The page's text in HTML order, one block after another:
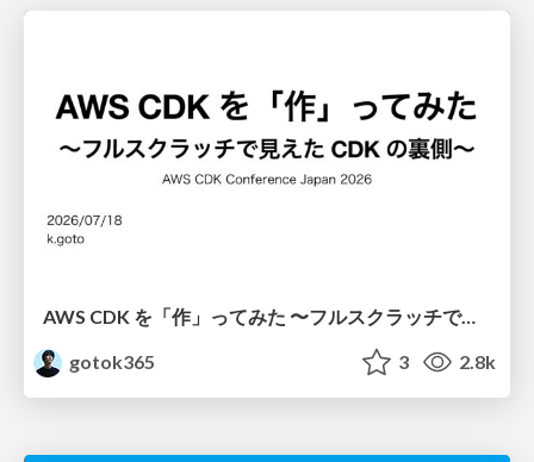
AWS CDK を「作」ってみた 〜フルスクラッチで見えた CDK の裏側〜 / aws-cdk-from-scratch
gotok365
3 2.8k